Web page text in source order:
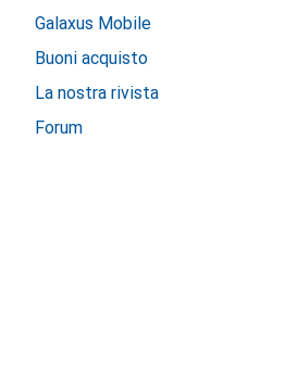
Galaxus Mobile
Buoni acquisto
La nostra rivista
Forum